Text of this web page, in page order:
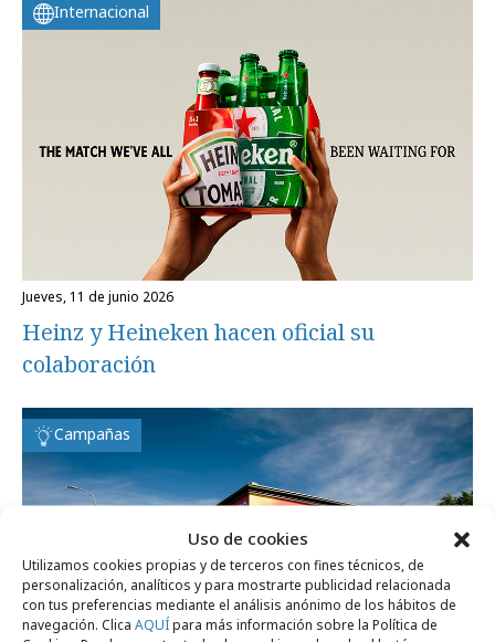
Uso de cookies
Utilizamos cookies propias y de terceros con fines técnicos, de
personalización, analíticos y para mostrarte publicidad relacionada
con tus preferencias mediante el análisis anónimo de los hábitos de
navegación. Clica AQUÍpara más información sobre la Política de
Internacional
jueves, 11 de junio 2026
Heinz y Heineken hacen oficial su
colaboración
Campañas